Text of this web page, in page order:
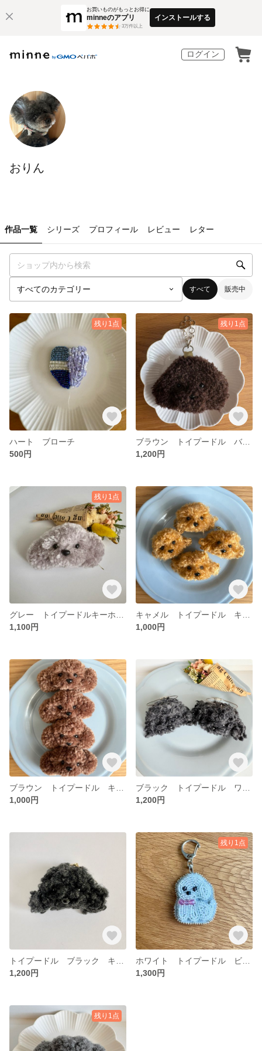
お買いものがもっとお得に
minneのアプリ
3万件以上
インストールする
ログイン
おりん
作品一覧 シリーズ プロフィール レビュー レター
すべて 販売中
残り1点
ハート ブローチ
500円
残り1点
ブラウン トイプードル バッグチャーム
1,200円
残り1点
1,100円
1,000円
1,000円
1,200円
1,200円
残り1点
1,300円
残り1点